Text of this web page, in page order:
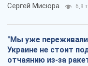
Сергей Мисюра 6,8 т.
"Мы уже
Украине не стоит
отчаянию из-за